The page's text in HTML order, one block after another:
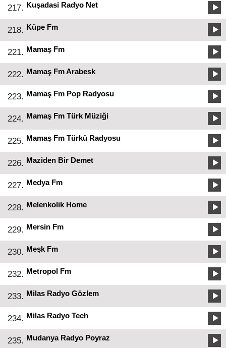
217. Kuşadasi Radyo Net
218. Küpe Fm
221. Mamaş Fm
222. Mamaş Fm Arabesk
223. Mamaş Fm Pop Radyosu
224. Mamaş Fm Türk Müziği
225. Mamaş Fm Türkü Radyosu
226. Maziden Bir Demet
227. Medya Fm
228. Melenkolik Home
229. Mersin Fm
230. Meşk Fm
232. Metropol Fm
233. Milas Radyo Gözlem
234. Milas Radyo Tech
235. Mudanya Radyo Poyraz